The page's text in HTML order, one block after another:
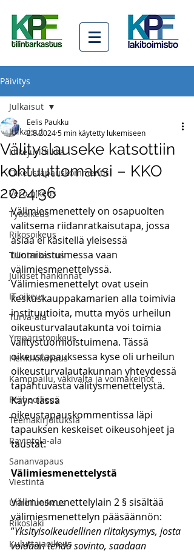
Päivitys
Julkaisut
Liikejuridiikka
Oikeustapauskommentit
Vero-oikeus
Työoikeus
Rikosoikeus
Tilintarkastus
Julkiset hankinnat
IT-oikeus
Turva-ala
Ympäristöoikeus
Henkilökuvaus
Kamppailu, väkivalta ja voimakeinot
Perheoikeus
Teemakirjoituksia
Ravintola-ala
Sananvapaus
Viestintä
Urheiluoikeus
Rikoslaki
Kuluttajaoikeus
Julkaisut
Välityslauseke katsottiin
kohtuuttomaksi – KKO
2024:36
Eelis Paukku
2.8.20245 min käytetty lukemiseen
Välimiesmenettely on osapuolten
valitsema riidanratkaisutapa, jossa
asiaa ei käsitellä yleisessä
tuomioistuimessa vaan
välimiesmenettelyssä.
Välimiesmenettelyt ovat usein
keskuskauppakamarien alla toimivia
instituutioita, mutta myös urheilun
oikeusturvalautakunta voi toimia
välitystuomioistuimena. Tässä
oikeustapauksessa kyse oli urheilun
oikeusturvalautakunnan yhteydessä
tapahtuvasta välitysmenettelystä.
Käyn tässä
oikeustapauskommentissa läpi
tapauksen keskeiset oikeusohjeet ja
taustat.
Välimiesmenettelystä
Välimiesmenettelylain 2 § sisältää
välimiesmenettelyn pääsäännön:
”Yksityisoikeudellinen riitakysymys, josta
voidaan tehdä sovinto, saadaan